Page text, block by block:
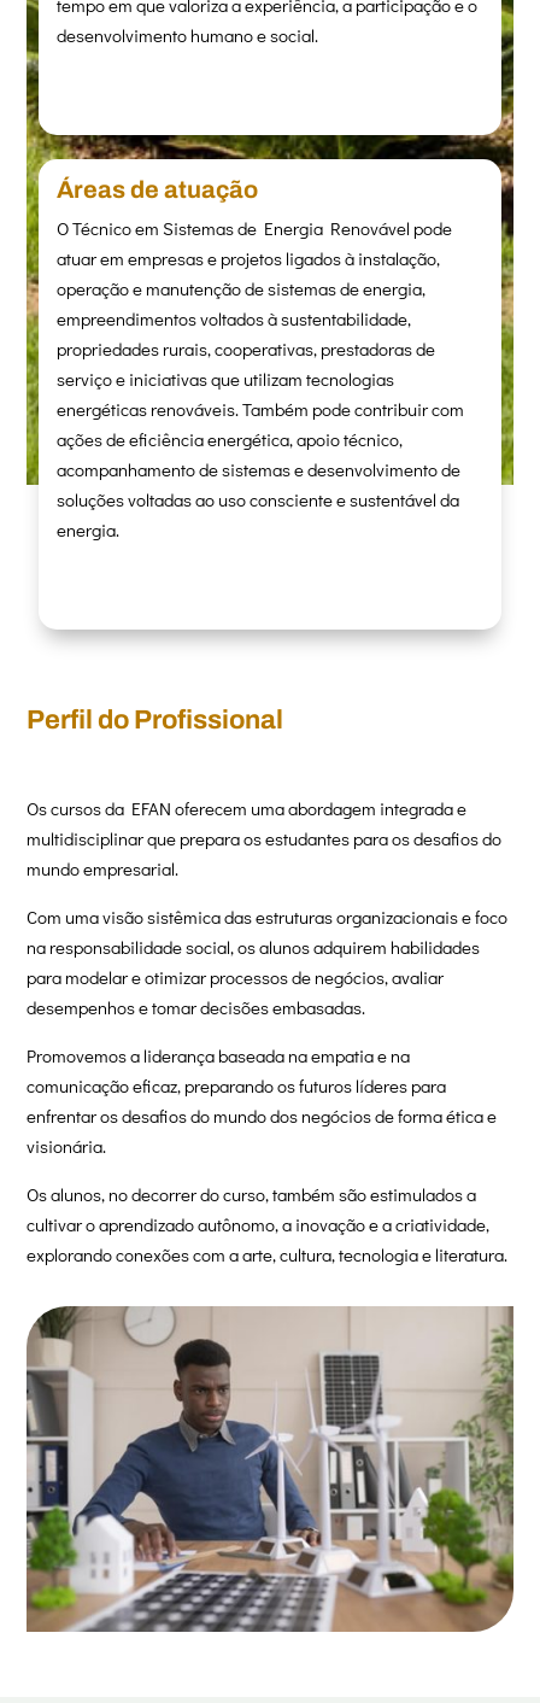
desenvolvimento humano e social.
Áreas de atuação
O Técnico em Sistemas de Energia Renovável pode
atuar em empresas e projetos ligados à instalação,
operação e manutenção de sistemas de energia,
empreendimentos voltados à sustentabilidade,
propriedades rurais, cooperativas, prestadoras de
serviço e iniciativas que utilizam tecnologias
energéticas renováveis. Também pode contribuir com
ações de eficiência energética, apoio técnico,
acompanhamento de sistemas e desenvolvimento de
soluções voltadas ao uso consciente e sustentável da
energia.
Perfil do Profissional
Os cursos da EFAN oferecem uma abordagem integrada e
multidisciplinar que prepara os estudantes para os desafios do
mundo empresarial.
Com uma visão sistêmica das estruturas organizacionais e foco
na responsabilidade social, os alunos adquirem habilidades
para modelar e otimizar processos de negócios, avaliar
desempenhos e tomar decisões embasadas.
Promovemos a liderança baseada na empatia e na
comunicação eficaz, preparando os futuros líderes para
enfrentar os desafios do mundo dos negócios de forma ética e
visionária.
Os alunos, no decorrer do curso, também são estimulados a
cultivar o aprendizado autônomo, a inovação e a criatividade,
explorando conexões com a arte, cultura, tecnologia e literatura.